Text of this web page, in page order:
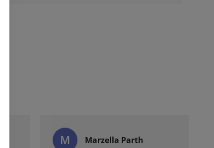
M Marzella Parth